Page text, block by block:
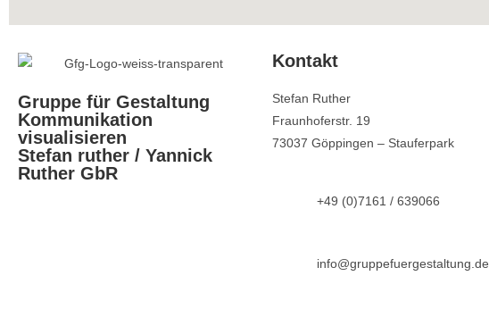
Gruppe für Gestaltung
Kommunikation
visualisieren
Stefan ruther / Yannick
Ruther GbR
Kontakt
Stefan Ruther
Fraunhoferstr. 19
73037 Göppingen – Stauferpark
+49 (0)7161 / 639066
info@gruppefuergestaltung.de